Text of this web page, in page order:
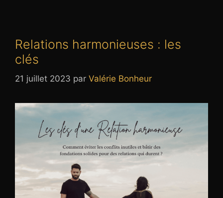
Relations harmonieuses : les
clés
21 juillet 2023 par Valérie Bonheur